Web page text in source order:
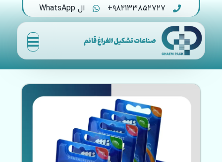
۹۸۲۱۳۳۸۵۲۷۲۷+ ال WhatsApp
صناعات تشكيل الفراغ قائم